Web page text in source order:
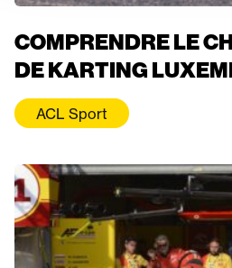
COMPRENDRE LE
DE KARTING
ACL Sport